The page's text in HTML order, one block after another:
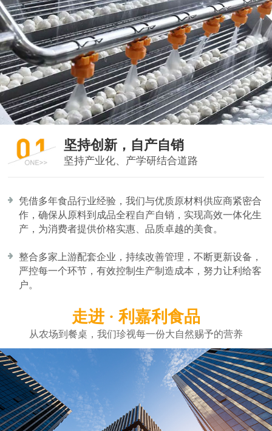
坚持创新，自产自销
坚持产业化、产学研结合道路
凭借多年食品行业经验，我们与优质原材料供应商紧密合
作，确保从原料到成品全程自产自销，实现高效一体化生
产，为消费者提供价格实惠、品质卓越的美食。
整合多家上游配套企业，持续改善管理，不断更新设备，
严控每一个环节，有效控制生产制造成本，努力让利给客
户。
走进 · 利嘉利食品
从农场到餐桌，我们珍视每一份大自然赐予的营养